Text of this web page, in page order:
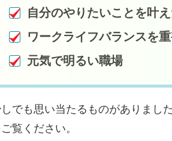
自分のやりたいことを叶
ワークライフバランスを
元気で明るい職場
でも思い当たるものがありまし
覧ください。